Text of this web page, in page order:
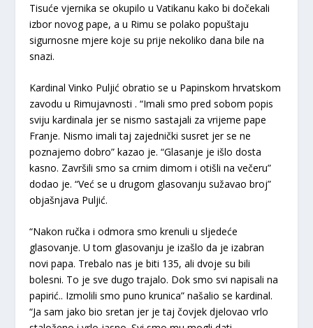
Tisuće vjernika se okupilo u Vatikanu kako bi dočekali
izbor novog pape, a u Rimu se polako popuštaju
sigurnosne mjere koje su prije nekoliko dana bile na
snazi.
Kardinal Vinko Puljić obratio se u Papinskom hrvatskom
zavodu u Rimujavnosti . “Imali smo pred sobom popis
sviju kardinala jer se nismo sastajali za vrijeme pape
Franje. Nismo imali taj zajednički susret jer se ne
poznajemo dobro” kazao je. “Glasanje je išlo dosta
kasno. Završili smo sa crnim dimom i otišli na večeru”
dodao je. “Već se u drugom glasovanju sužavao broj”
objašnjava Puljić.
“Nakon ručka i odmora smo krenuli u sljedeće
glasovanje. U tom glasovanju je izašlo da je izabran
novi papa. Trebalo nas je biti 135, ali dvoje su bili
bolesni. To je sve dugo trajalo. Dok smo svi napisali na
papirić.. Izmolili smo puno krunica” našalio se kardinal.
“Ja sam jako bio sretan jer je taj čovjek djelovao vrlo